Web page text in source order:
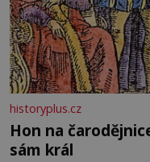
historyplus.cz
Hon na
sám král